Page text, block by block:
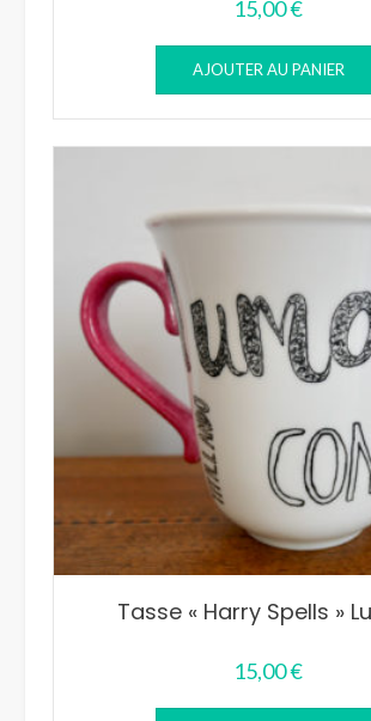
15,00€
AJOUTER AU PANIER
Tasse « Harry Spells »
15,00€